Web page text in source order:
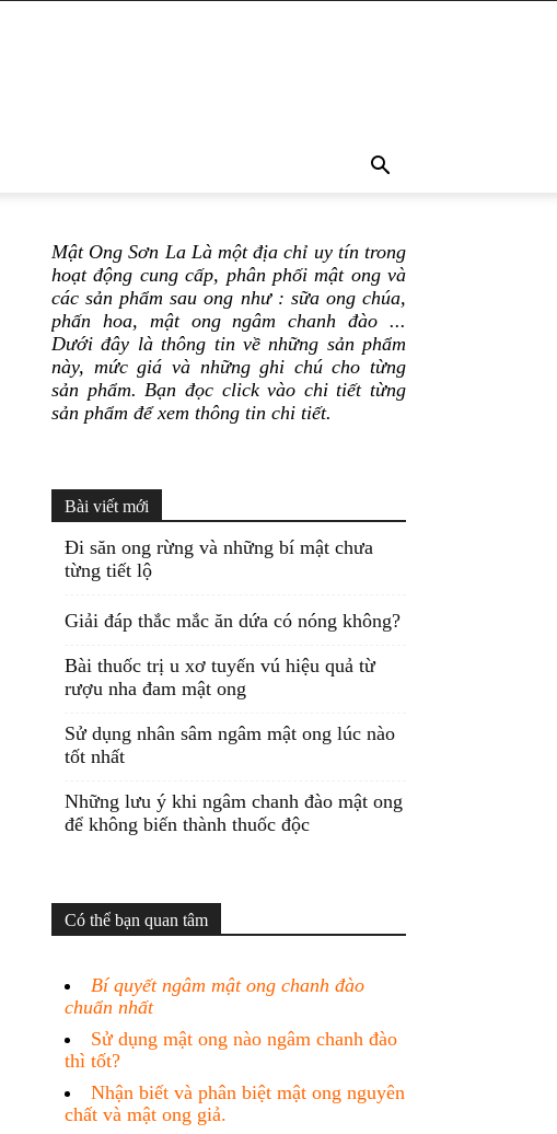
Mật Ong Sơn La Là một địa chỉ uy tín trong
hoạt động cung cấp, phân phối mật ong và
các sản phẩm sau ong như : sữa ong chúa,
phấn hoa, mật ong ngâm chanh đào ...
Dưới đây là thông tin về những sản phẩm
này, mức giá và những ghi chú cho từng
sản phẩm. Bạn đọc click vào chi tiết từng
sản phẩm để xem thông tin chi tiết.
Bài viết mới
Đi săn ong rừng và những bí mật chưa
từng tiết lộ
Giải đáp thắc mắc ăn dứa có nóng không?
Bài thuốc trị u xơ tuyến vú hiệu quả từ
rượu nha đam mật ong
Sử dụng nhân sâm ngâm mật ong lúc nào
tốt nhất
Những lưu ý khi ngâm chanh đào mật ong
để không biến thành thuốc độc
Có thể bạn quan tâm
Bí quyết ngâm mật ong chanh đào
chuẩn nhất
Sử dụng mật ong nào ngâm chanh đào
thì tốt?
Nhận biết và phân biệt mật ong nguyên
chất và mật ong giả.